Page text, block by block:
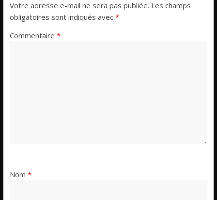
Votre adresse e-mail ne sera pas publiée. Les champs
obligatoires sont indiqués avec *
Commentaire *
Nom *